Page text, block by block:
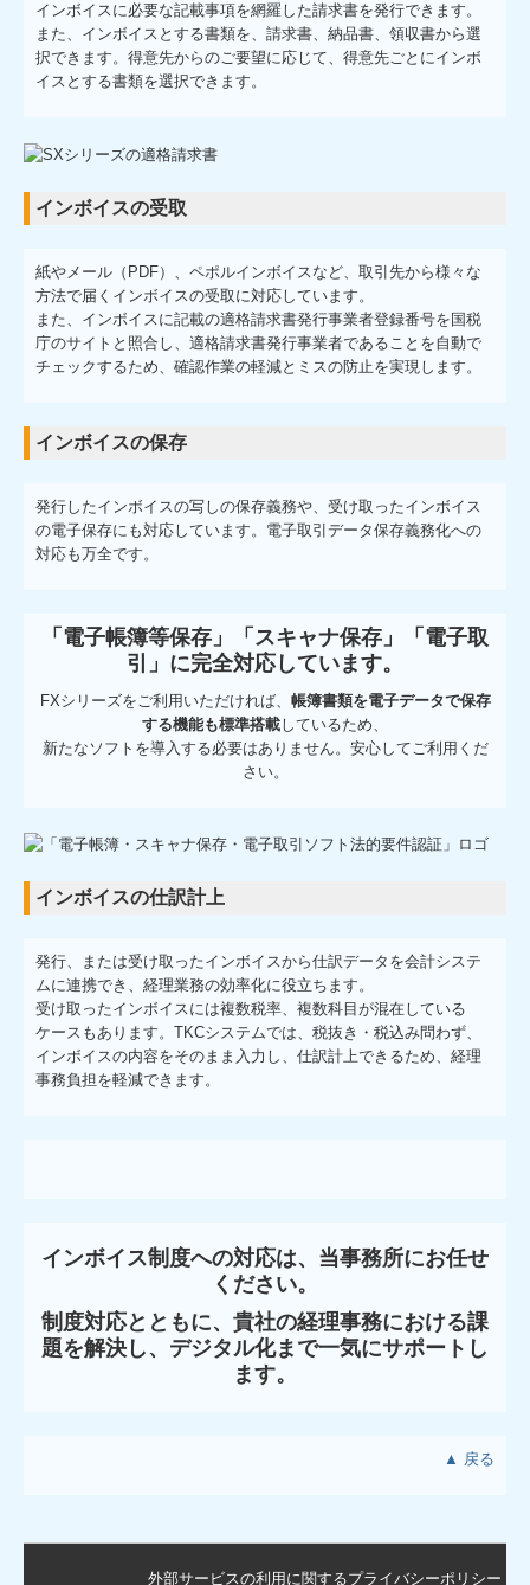
インボイスに必要な記載事項を網羅した請求書を発行できます。
また、インボイスとする書類を、請求書、納品書、領収書から選
択できます。得意先からのご要望に応じて、得意先ごとにインボ
イスとする書類を選択できます。
インボイスの受取
紙やメール（PDF）、ペポルインボイスなど、取引先から様々な
方法で届くインボイスの受取に対応しています。
また、インボイスに記載の適格請求書発行事業者登録番号を国税
庁のサイトと照合し、適格請求書発行事業者であることを自動で
チェックするため、確認作業の軽減とミスの防止を実現します。
インボイスの保存
発行したインボイスの写しの保存義務や、受け取ったインボイス
の電子保存にも対応しています。電子取引データ保存義務化への
対応も万全です。
「電子帳簿等保存」「スキャナ保存」「電子取
引」に完全対応しています。
FXシリーズをご利用いただければ、 帳簿書類を電子データで保存
する機能も標準搭載しているため、
新たなソフトを導入する必要はありません。安心してご利用くだ
さい。
インボイスの仕訳計上
発行、または受け取ったインボイスから仕訳データを会計システ
ムに連携でき、経理業務の効率化に役立ちます。
受け取ったインボイスには複数税率、複数科目が混在している
ケースもあります。TKCシステムでは、税抜き・税込み問わず、
インボイスの内容をそのまま入力し、仕訳計上できるため、経理
事務負担を軽減できます。
インボイス制度への対応は、当事務所にお任せ
ください。
制度対応とともに、貴社の経理事務における課
題を解決し、 デジタル化まで一気にサポート し
ます。
▲ 戻る
外部サービスの利用に関するプライバシーポリシー